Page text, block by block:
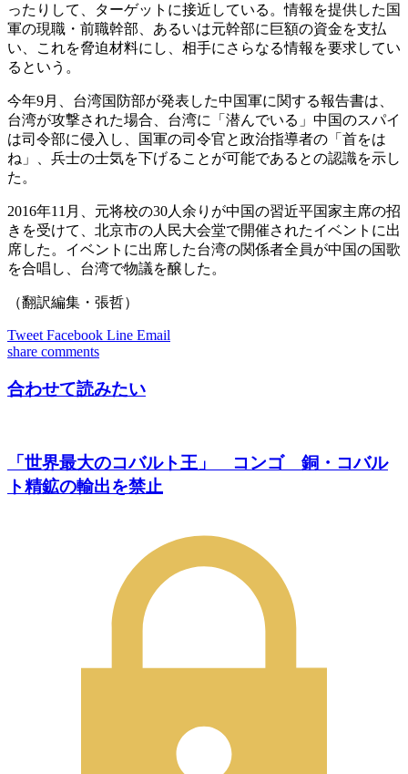
ったりして、ターゲットに接近している。情報を提供した国
軍の現職・前職幹部、あるいは元幹部に巨額の資金を支払
い、これを脅迫材料にし、相手にさらなる情報を要求してい
るという。
今年9月、台湾国防部が発表した中国軍に関する報告書は、
台湾が攻撃された場合、台湾に「潜んでいる」中国のスパイ
は司令部に侵入し、国軍の司令官と政治指導者の「首をは
ね」、兵士の士気を下げることが可能であるとの認識を示し
た。
2016年11月、元将校の30人余りが中国の習近平国家主席の招
きを受けて、北京市の人民大会堂で開催されたイベントに出
席した。イベントに出席した台湾の関係者全員が中国の国歌
を合唱し、台湾で物議を醸した。
（翻訳編集・張哲）
Tweet Facebook Line Email
share comments
合わせて読みたい
「世界最大のコバルト王」 コンゴ 銅・コバル
ト精鉱の輸出を禁止